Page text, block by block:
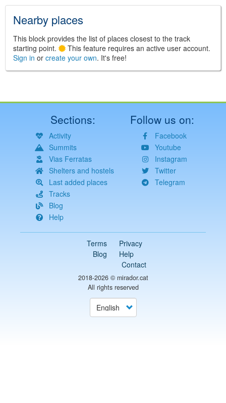
Nearby places
This block provides the list of places closest to the track
starting point.
This feature requires an active user account.
Sign in or create your own. It's free!
Sections:
Activity
Summits
Vias Ferratas
Shelters and hostels
Last added places
Tracks
Blog
Help
Follow us on:
Facebook
Youtube
Instagram
Twitter
Telegram
Terms
Privacy
Blog
Help
Contact
2018-2026 © mirador.cat
All rights reserved
Select
your